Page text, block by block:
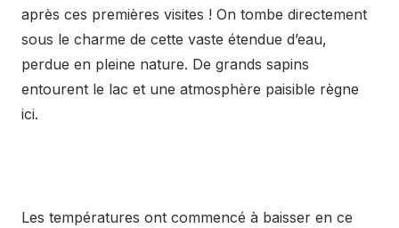
après ces premières visites ! On tombe directement
sous le charme de cette vaste étendue d’eau,
perdue en pleine nature. De grands sapins
entourent le lac et une atmosphère paisible règne
ici.
Les températures ont commencé à baisser en ce